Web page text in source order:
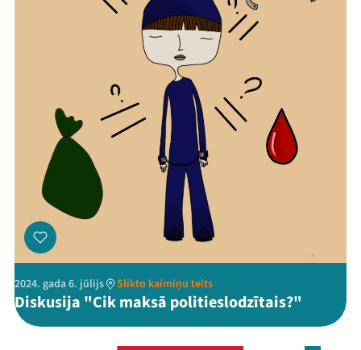
2024. gada 6. jūlijs Slikto kaimiņu telts
Diskusija "Cik maksā politieslodzītais?"